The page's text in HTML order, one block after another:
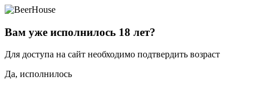
Вам уже исполнилось 18 лет?
Для доступа на сайт необходимо подтвердить возраст
Да, исполнилось